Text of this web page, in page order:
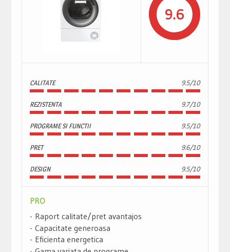
9.6
CALITATE 9.5/10
REZISTENTA 9.7/10
PROGRAME SI FUNCTII 9.5/10
PRET 9.6/10
DESIGN 9.5/10
PRO
Raport calitate/pret avantajos
Capacitate generoasa
Eficienta energetica